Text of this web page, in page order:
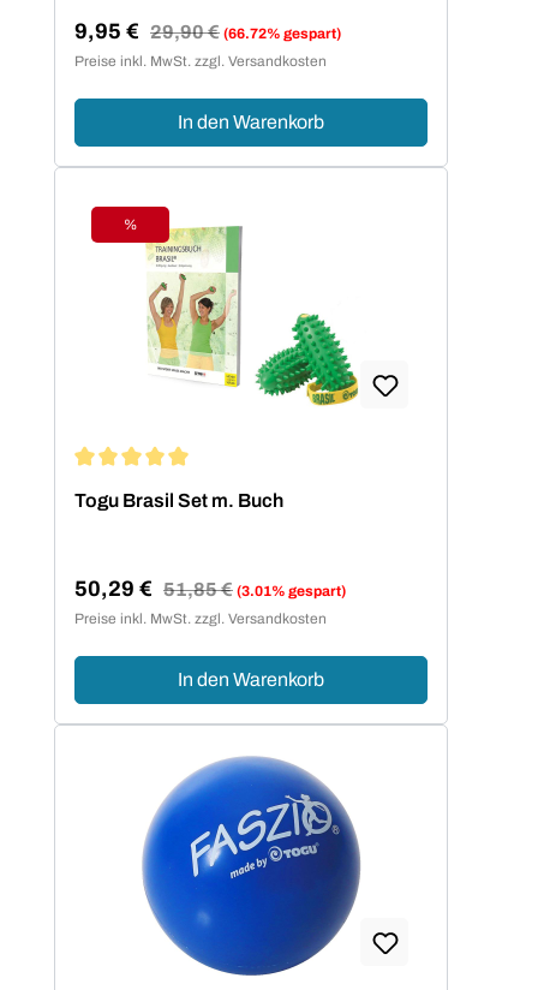
Verkaufspreis:
9,95 € Regulärer Preis:
29,90 € (66.72% gespart)
Preise inkl. MwSt. zzgl. Versandkosten
In den Warenkorb
Rabatt
%
Togu Brasil Set m. Buch
Verkaufspreis:
50,29 € Regulärer Preis:
51,85 € (3.01% gespart)
Preise inkl. MwSt. zzgl. Versandkosten
In den Warenkorb